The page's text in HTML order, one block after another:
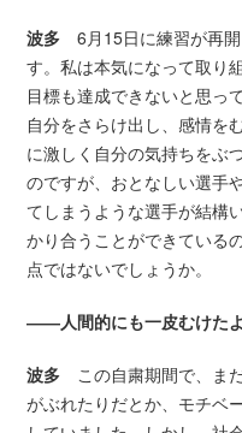
波多 6月15日に練習が再
す。私は本気になって取り
目標も達成できないと思っ
自分をさらけ出し、感情を
に激しく自分の気持ちをぶ
のですが、おとなしい選手
てしまうような選手が結構
かり合うことができている
点ではないでしょうか。
――人間的にも一皮むけた
波多 この自粛期間で、ま
がぶれたりだとか、モチベ